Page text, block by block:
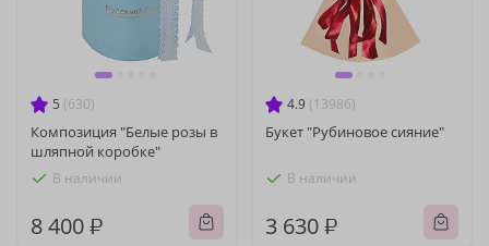
5 (630)
Композиция "Белые розы в
шляпной коробке"
В наличии
8 400 ₽
4.9 (13986)
Букет "Рубиновое сияние"
В наличии
3 630 ₽